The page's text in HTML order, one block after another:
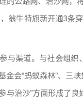
翁牛特旗新开通3条
与渠道。与社会组
金会“蚂蚁森林”、三
与治沙”方面形成了